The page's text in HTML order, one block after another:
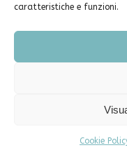
caratteristiche e funzioni.
Cookie
Copyright ©2026.
Telefono e Fax